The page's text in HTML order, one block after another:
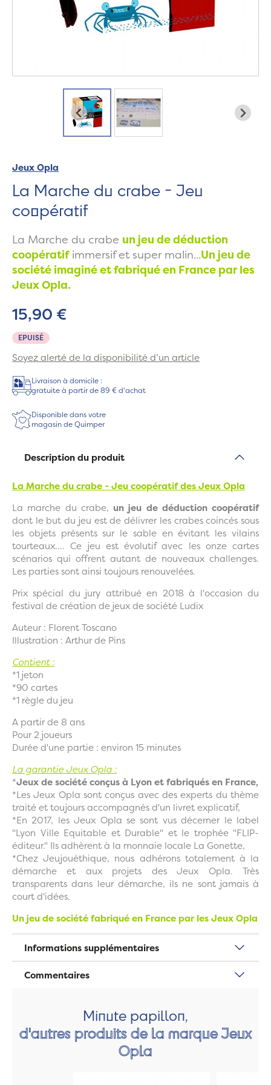
Jeux Opla
La Marche du crabe - Jeu
coopératif
La Marche du crabe un jeu de déduction
coopératifimmersif et super malin...Un jeu de
société imaginé et fabriqué en France par les
Jeux Opla.
EPUISÉ
15,90 €
Soyez alerté de la disponibilité d’un article
Livraison à domicile :
gratuite à partir de 89 € d'achat
Disponible dans votre
magasin de Quimper
Description du produit
La Marche du crabe - Jeu coopératif des Jeux Opla
La marche du crabe, un jeu de déduction coopératif
dont le but du jeu est de délivrer les crabes coincés sous
les objets présents sur le sable en évitant les vilains
tourteaux.... Ce jeu est évolutif avec les onze cartes
scénarios qui offrent autant de nouveaux challenges.
Les parties sont ainsi toujours renouvelées.
Prix spécial du jury attribué en 2018 à l'occasion du
festival de création de jeux de société Ludix
Auteur : Florent Toscano
Illustration : Arthur de Pins
Contient :
*1 jeton
*90 cartes
*1 règle du jeu
A partir de 8 ans
Pour 2 joueurs
Durée d'une partie : environ 15 minutes
La garantie Jeux Opla :
*Jeux de société conçus à Lyon et fabriqués en France,
*Les Jeux Opla sont conçus avec des experts du thème
traité et toujours accompagnés d'un livret explicatif,
*En 2017, les Jeux Opla se sont vus décerner le label
"Lyon Ville Equitable et Durable" et le trophée "FLIP-
éditeur." Ils adhèrent à la monnaie locale La Gonette,
*Chez Jeujouéthique, nous adhérons totalement à la
démarche et aux projets des Jeux Opla. Très
transparents dans leur démarche, ils ne sont jamais à
court d'idées.
Un jeu de société fabriqué en France par les Jeux Opla
Informations supplémentaires
Commentaires
Minute papillon,
d'autres produits de la marque Jeux
Opla